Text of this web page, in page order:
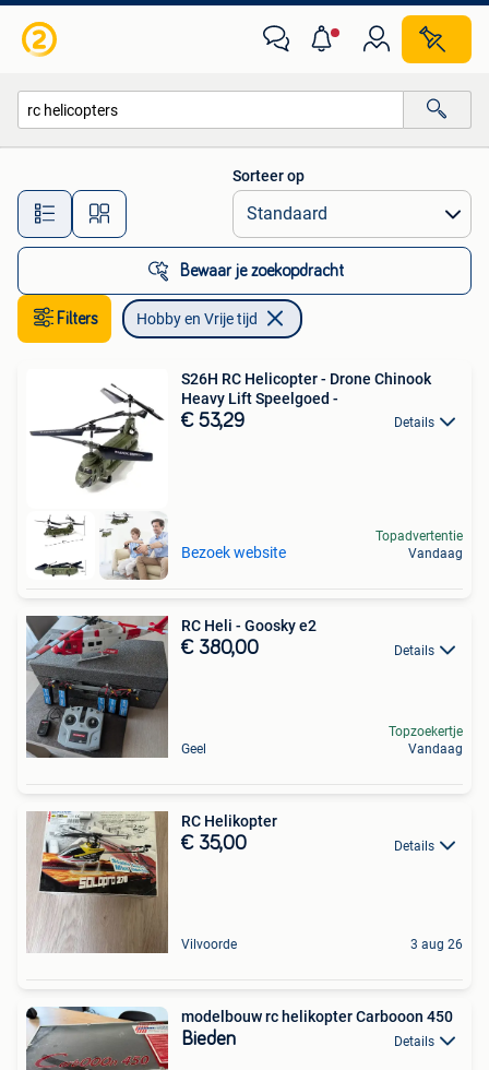
Alle afstanden…
Sorteer op
Bewaar je zoekopdracht
Filters Hobby en Vrije tijd
S26H RC Helicopter - Drone Chinook
Heavy Lift Speelgoed -
€ 53,29 Details
Bezoek website
Topadvertentie
Vandaag
RC Heli - Goosky e2
€ 380,00 Details
Geel
Topzoekertje
Vandaag
RC Helikopter
€ 35,00 Details
Vilvoorde 3 aug 26
modelbouw rc helikopter Carbooon 450
Bieden Details